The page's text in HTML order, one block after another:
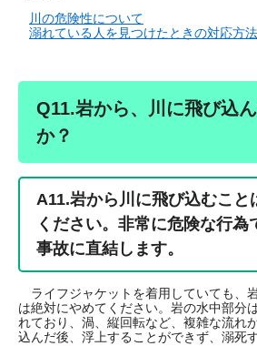
川の危険性について
溺れている人を見つけたときの対応方法
Q11.岩から、川に飛び込
か？
A11.岩から川に飛び込むこと
ください。非常に危険な行為
事故に直結します。
ライフジャケットを着用していても、
は絶対にやめてください。岩の水中部分
れており、渦、縦回転など、複雑な流れ
込んだ後、浮上することができず、溺死